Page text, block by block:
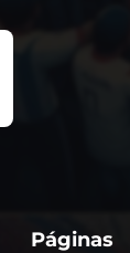
Páginas